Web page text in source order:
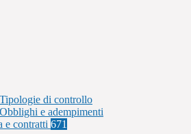
Tipologie di controllo
Obblighi e adempimenti
e contratti 671